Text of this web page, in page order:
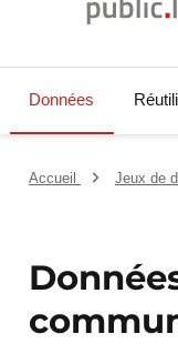
Données
Accueil Jeux de